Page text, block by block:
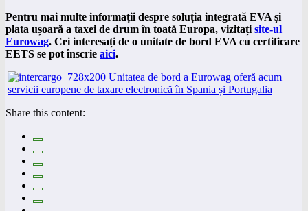
Pentru mai multe informații despre soluția integrată EVA și
plata ușoară a taxei de drum în toată Europa, vizitați site-ul
Eurowag. Cei interesați de o unitate de bord EVA cu certificare
EETS se pot înscrie aici.
Share this content: